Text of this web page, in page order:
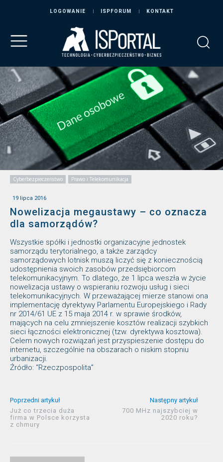
LOGOWANIE ISPFORUM KONTAKT
Cyberbezpieczeństwo Prawo i Telekomunikacja
19 lipca 2016
Nowelizacja megaustawy – co oznacza
dla samorządów?
Wszystkie spółki i jednostki organizacyjne jednostek
samorządu terytorialnego, a także zarządcy
samorządowych lotnisk muszą liczyć się z koniecznością
udostępnienia swoich zasobów przedsiębiorcom
telekomunikacyjnym. To dlatego, że 1 lipca weszła w życie
nowelizacja ustawy o wspieraniu rozwoju usług i sieci
telekomunikacyjnych. W przeważającej mierze stanowi ona
implementację dyrektywy Parlamentu Europejskiego i Rady
nr 2014/61 UE z 15 maja 2014 r. w sprawie środków,
mających na celu zmniejszenie kosztów realizacji szybkich
sieci łączności elektronicznej (tzw. dyrektywa kosztowa).
Celem nowych rozwiązań jest przyspieszenie dostępu do
internetu, szczególnie na obszarach o niskim stopniu
urbanizacji.
Źródło: “Rzeczpospolita”
Poprzedni artykuł
Już co trzecia duża
firma w Polsce korzysta
z chmury
Następny artykuł
700 MHz najszybciej w
2020 roku?